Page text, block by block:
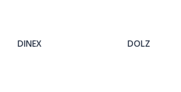
DINEX DOLZ